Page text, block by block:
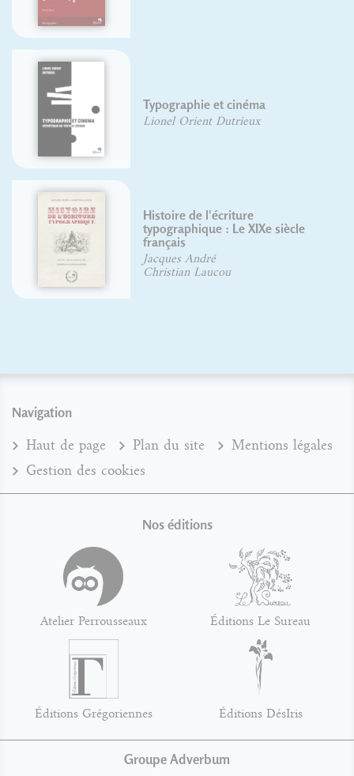
Typographie et cinéma
Lionel Orient Dutrieux
Histoire de l'écriture
typographique : Le XIXe siècle
français
Jacques André
Christian Laucou
Navigation
Haut de page Plan du site
Mentions légales
Gestion des cookies
Nos éditions
Atelier Perrousseaux Éditions Le Sureau
Éditions Grégoriennes Éditions DésIris
Groupe Adverbum